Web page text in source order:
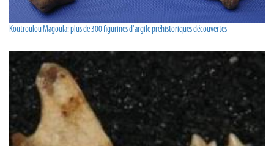
Koutroulou Magoula: plus de 300 figurines d'argile préhistoriques découvertes